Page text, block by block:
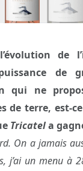
de
de
qui ne
de terre, est-ce
Tricatela
On a jamais
j’ai un menu à